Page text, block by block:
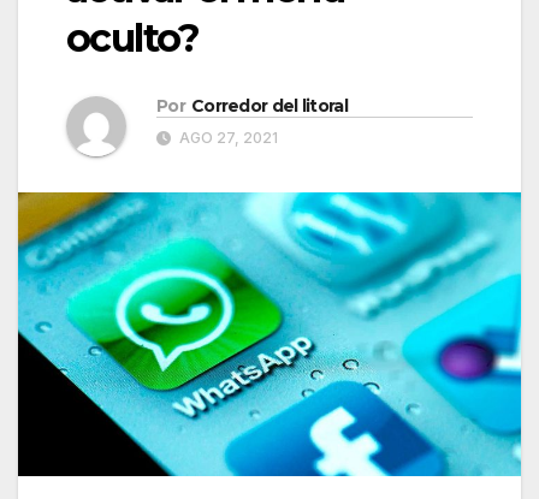
oculto?
Por Corredor del litoral
AGO 27, 2021